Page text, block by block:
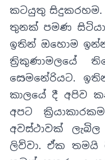
කටයුතු සිදුකරහම.
තුනක් පමණ සිටියා
ඉතින් ඔහොම ඉන්න
ත්‍රිකුණාමලයේ
සෙමනේරියට.
කාලයේ දී අපිව
අපට
අවස්ථාවක්
ලිව්වා. ඒක තමයි